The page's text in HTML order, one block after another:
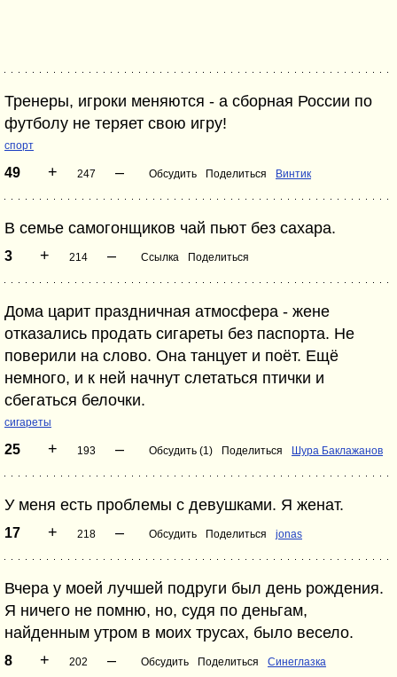
Тренеры, игроки меняются - а сборная России по
футболу не теряет свою игру!
спорт
49 + 247 – Обсудить Поделиться Винтик
В семье самогонщиков чай пьют без сахара.
3 + 214 – Ссылка Поделиться
Дома царит праздничная атмосфера - жене
отказались продать сигареты без паспорта. Не
поверили на слово. Она танцует и поёт. Ещё
немного, и к ней начнут слетаться птички и
сбегаться белочки.
сигареты
25 + 193 – Обсудить (1) Поделиться Шура Баклажанов
У меня есть проблемы с девушками. Я женат.
17 + 218 – Обсудить Поделиться jonas
Вчера у моей лучшей подруги был день рождения.
Я ничего не помню, но, судя по деньгам,
найденным утром в моих трусах, было весело.
8 + 202 – Обсудить Поделиться Синеглазка